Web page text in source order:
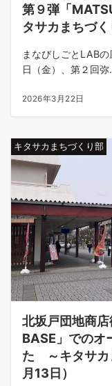
第９弾「
タサカまちづ
まなびしごとLAB
日（金）、第２回弥
2026年3月22日
キタサカまちづくり部
北坂戸団地商
BASE」でのオ
た ～キタサ
月13日）